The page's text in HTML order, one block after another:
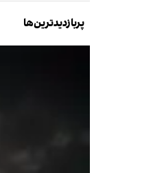
پربازدیدترین‌ها